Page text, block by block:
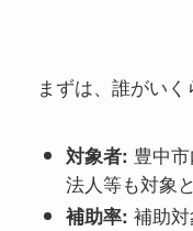
まずは、誰がい
対象者: 豊中
法人等も対象
補助率: 補助対